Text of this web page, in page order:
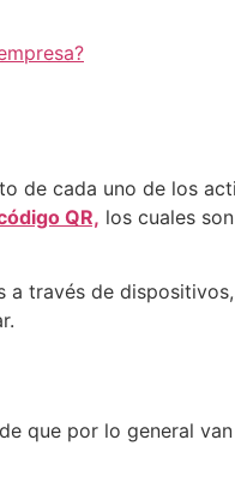
de cada uno de los
QR, los cuales
través de
que por lo general